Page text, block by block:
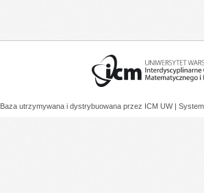
Baza utrzymywana i dystrybuowana przez ICM UW |